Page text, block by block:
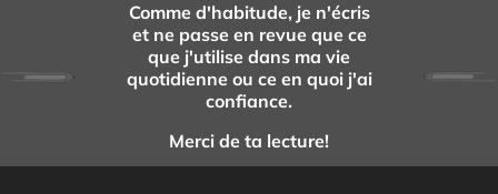
Comme d'habitude, je n'écris
et ne passe en revue que ce
que j'utilise dans ma vie
quotidienne ou ce en quoi j'ai
confiance.
Merci de ta lecture!